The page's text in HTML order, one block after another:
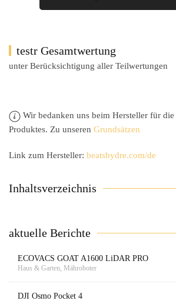
testr Gesamtwertung
unter Berücksichtigung aller Teilwertungen
Wir bedanken uns beim Hersteller für
Produktes. Zu unseren Grundsätzen
Link zum Hersteller: beatsbydre.com/de
Inhaltsverzeichnis
aktuelle Berichte
ECOVACS GOAT A1600 LiDAR PRO
Haus & Garten, Mähroboter
DJI Osmo Pocket 4